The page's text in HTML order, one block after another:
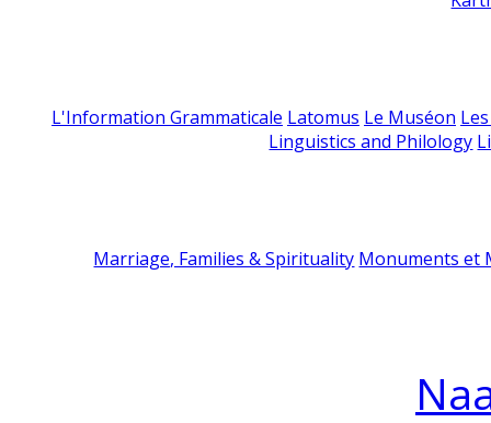
L'Information Grammaticale Latomus Le Muséon
Linguistics and Philology
Marriage, Families & Spirituality Monuments et